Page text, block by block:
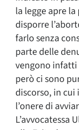
la legge apre
disporre
farlo senza
parte delle
vengono infatti
però ci sono
discorso, in
l’onere di
L’avvocatessa